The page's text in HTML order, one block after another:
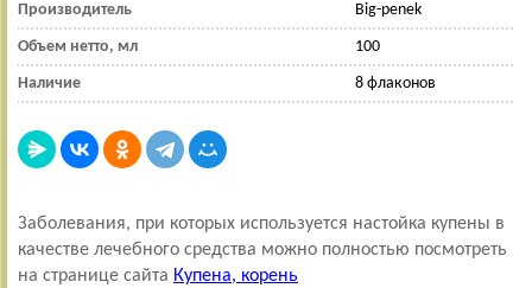
Производитель Big-penek
Объем нетто, мл 100
Наличие 8 флаконов
Заболевания, при которых используется настойка купены в
качестве лечебного средства можно полностью посмотреть
на странице сайта Купена, корень